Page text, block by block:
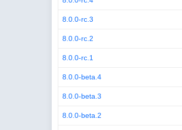
8.0.0-rc.3
8.0.0-rc.2
8.0.0-rc.1
8.0.0-beta.4
8.0.0-beta.3
8.0.0-beta.2